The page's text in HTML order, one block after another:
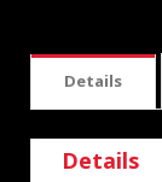
Details
Details